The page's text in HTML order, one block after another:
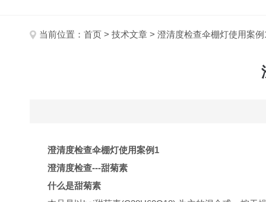
当前位置： 首页 > 技术文章 > 澄清度检查伞棚灯使用案
澄清度检查伞棚灯使用案例1
澄清度检查---甜菊素
什么是甜菊素